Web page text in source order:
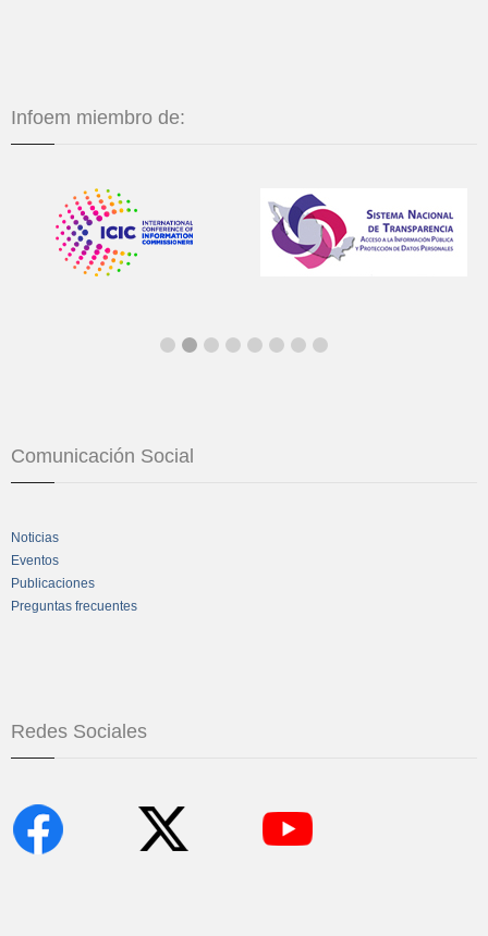
Infoem miembro de:
Comunicación Social
Noticias
Eventos
Publicaciones
Preguntas frecuentes
Redes Sociales